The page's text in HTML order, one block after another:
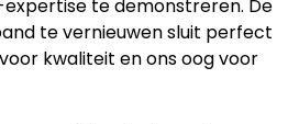
te demonstreren. De
te vernieuwen sluit perfect
kwaliteit en ons oog voor